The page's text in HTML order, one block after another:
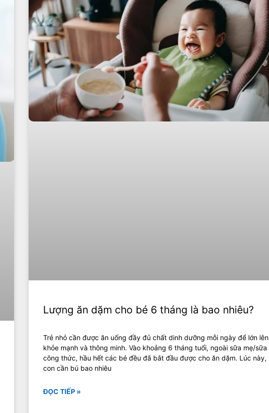
Lượng ăn dặm cho bé 6 tháng là bao nhiêu?
Trẻ nhỏ cần được ăn uống đầy đủ chất dinh dưỡng mỗi ngày để lớn lên
khỏe mạnh và thông minh. Vào khoảng 6 tháng tuổi, ngoài sữa mẹ/sữa
công thức, hầu hết các bé đều đã bắt đầu được cho ăn dặm. Lúc này,
con cần bú bao nhiêu
ĐỌC TIẾP »